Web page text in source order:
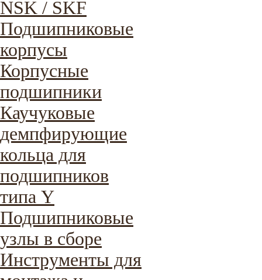
NSK / SKF
Подшипниковые
корпусы
Корпусные
подшипники
Каучуковые
демпфирующие
кольца для
подшипников
типа Y
Подшипниковые
узлы в сборе
Инструменты для